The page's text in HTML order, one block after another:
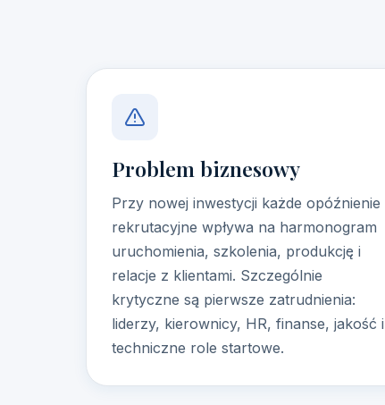
Problem biznesowy
Przy nowej inwestycji każde opóźnienie
rekrutacyjne wpływa na harmonogram
uruchomienia, szkolenia, produkcję i
relacje z klientami. Szczególnie
krytyczne są pierwsze zatrudnienia:
liderzy, kierownicy, HR, finanse, jakość i
techniczne role startowe.